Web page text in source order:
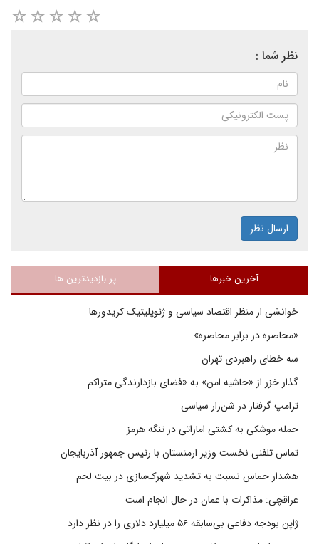
نظر شما :
ارسال نظر
آخرین خبرها پر بازدیدترین ها
خوانشی از منظر اقتصاد سیاسی و ژئوپلیتیک کریدورها
«محاصره در برابر محاصره»
سه خطای راهبردی تهران
گذار خزر از «حاشیه امن» به «فضای بازدارندگی متراکم
ترامپ گرفتار در شن‌زار سیاسی
حمله موشکی به کشتی اماراتی در تنگه هرمز
تماس تلفنی نخست وزیر ارمنستان با رئیس جمهور آذربایجان
هشدار حماس نسبت به تشدید شهرک‌سازی در بیت‌ لحم
عراقچی: مذاکرات با عمان در حال انجام است
ژاپن بودجه دفاعی بی‌سابقه ۵۶ میلیارد دلاری را در نظر دارد